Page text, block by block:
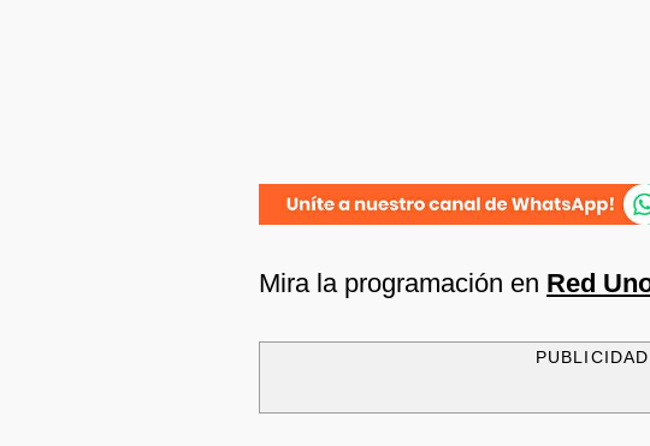
Mira la programación en Red
PUBLICIDAD